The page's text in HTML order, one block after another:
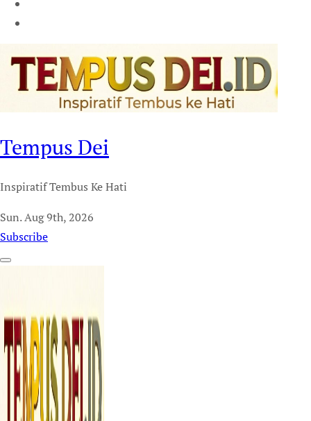
Tempus Dei
Inspiratif Tembus Ke Hati
Sun. Aug 9th, 2026
Subscribe